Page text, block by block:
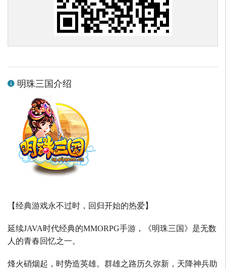
明珠三国介绍
【经典游戏永不过时，回归开始的热爱】
延续JAVA时代经典的MMORPG手游，《明珠三国》是无数
人的青春回忆之一。
烽火硝烟起，时势造英雄。群雄之路历久弥新，天降神兵助